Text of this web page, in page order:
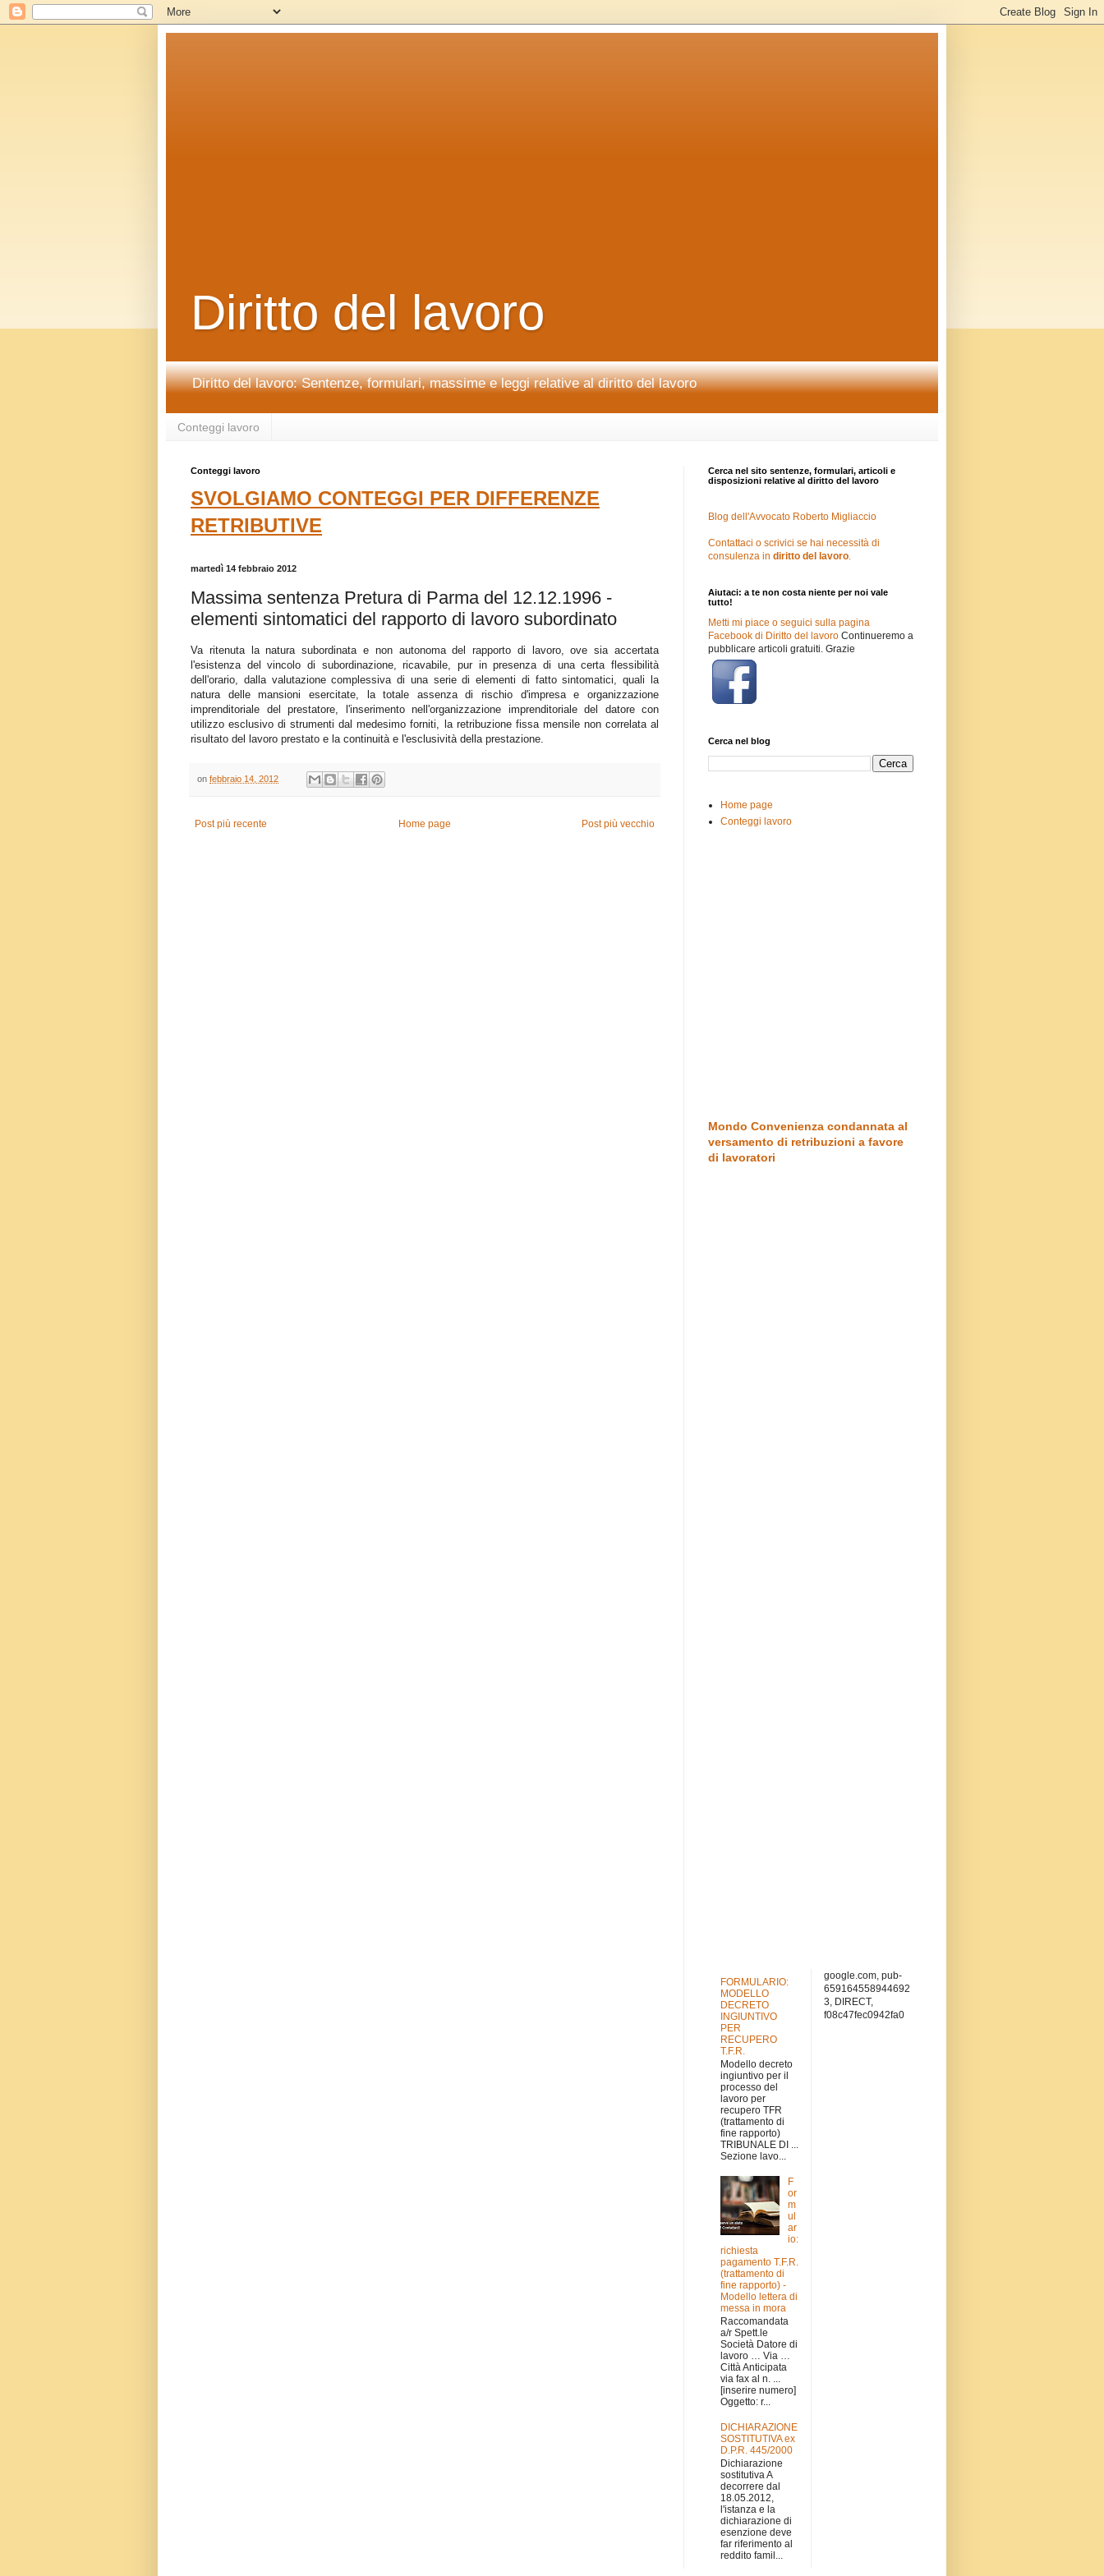
Diritto del lavoro
Diritto del lavoro: Sentenze, formulari, massime e leggi relative al diritto del lavoro
Conteggi lavoro
Conteggi lavoro
SVOLGIAMO CONTEGGI PER DIFFERENZE
RETRIBUTIVE
martedì 14 febbraio 2012
Massima sentenza Pretura di Parma del 12.12.1996 -
elementi sintomatici del rapporto di lavoro subordinato
Va ritenuta la natura subordinata e non autonoma del rapporto di lavoro, ove sia accertata
l'esistenza del vincolo di subordinazione, ricavabile, pur in presenza di una certa flessibilità
dell'orario, dalla valutazione complessiva di una serie di elementi di fatto sintomatici, quali la
natura delle mansioni esercitate, la totale assenza di rischio d'impresa e organizzazione
imprenditoriale del prestatore, l'inserimento nell'organizzazione imprenditoriale del datore con
utilizzo esclusivo di strumenti dal medesimo forniti, la retribuzione fissa mensile non correlata al
risultato del lavoro prestato e la continuità e l'esclusività della prestazione.
on febbraio 14, 2012
Post più recente Post più vecchio
Home page
Cerca nel sito sentenze, formulari, articoli e
disposizioni relative al diritto del lavoro
Blog dell'Avvocato Roberto Migliaccio
Contattaci o scrivici se hai necessità di
consulenza in diritto del lavoro.
Aiutaci: a te non costa niente per noi vale
tutto!
Metti mi piace o seguici sulla pagina
Facebook di Diritto del lavoro Continueremo a
pubblicare articoli gratuiti. Grazie
Cerca nel blog
Home page
Conteggi lavoro
Mondo Convenienza condannata al
versamento di retribuzioni a favore
di lavoratori
FORMULARIO:
MODELLO
DECRETO
INGIUNTIVO
PER
RECUPERO
T.F.R.
Modello decreto
ingiuntivo per il
processo del
lavoro per
recupero TFR
(trattamento di
fine rapporto)
TRIBUNALE DI ...
Sezione lavo...
F
or
m
ul
ar
io:
richiesta
pagamento T.F.R.
(trattamento di
fine rapporto) -
Modello lettera di
messa in mora
Raccomandata
a/r Spett.le
Società Datore di
lavoro … Via …
Città Anticipata
via fax al n. ...
[inserire numero]
Oggetto: r...
DICHIARAZIONE
SOSTITUTIVA ex
D.P.R. 445/2000
Dichiarazione
sostitutiva A
decorrere dal
18.05.2012,
l'istanza e la
dichiarazione di
esenzione deve
far riferimento al
reddito famil...
google.com, pub-
659164558944692
3, DIRECT,
f08c47fec0942fa0